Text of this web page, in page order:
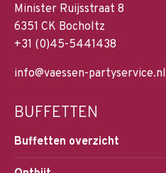
Minister Ruijsstraat 8
6351 CK Bocholtz
+31 (0)45-5441438
info@vaessen-partyservice.nl
BUFFETTEN
Buffetten overzicht